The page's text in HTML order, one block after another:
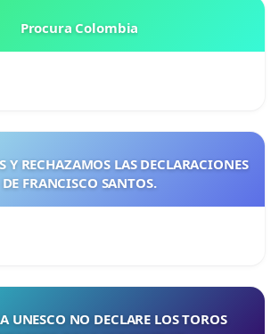
Procura Colombia
Y RECHAZAMOS LAS DECLARACIONES
DE FRANCISCO SANTOS.
UNESCO NO DECLARE LOS TOROS